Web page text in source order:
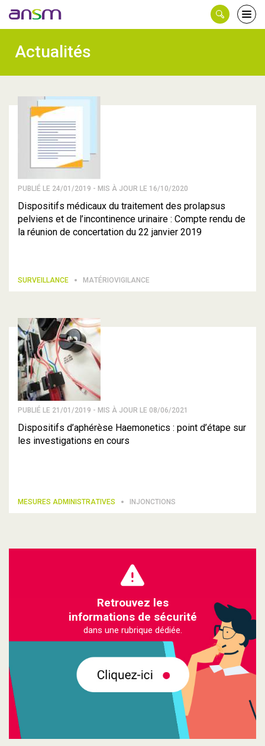
le
Actualités
PUBLIÉ LE 24/01/2019 - MIS À JOUR LE 16/10/2020
Dispositifs médicaux du traitement des prolapsus
pelviens et de l’incontinence urinaire : Compte rendu de
la réunion de concertation du 22 janvier 2019
SURVEILLANCE MATÉRIOVIGILANCE
PUBLIÉ LE 21/01/2019 - MIS À JOUR LE 08/06/2021
Dispositifs d’aphérèse Haemonetics : point d’étape sur
les investigations en cours
MESURES ADMINISTRATIVES INJONCTIONS
Retrouvez les
informations de sécurité
dans une rubrique dédiée.